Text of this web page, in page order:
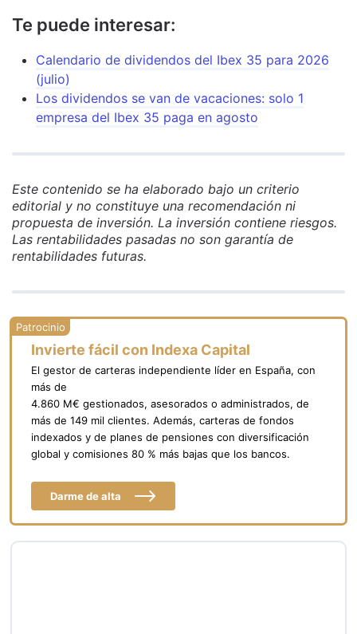
Te puede interesar:
Calendario de dividendos del Ibex 35 para 2026
(julio)
Los dividendos se van de vacaciones: solo 1
empresa del Ibex 35 paga en agosto
Este contenido se ha elaborado bajo un criterio
editorial y no constituye una recomendación ni
propuesta de inversión. La inversión contiene riesgos.
Las rentabilidades pasadas no son garantía de
rentabilidades futuras.
Invierte fácil con Indexa Capital
El gestor de carteras independiente líder en España, con
más de
4.860 M€ gestionados, asesorados o administrados, de
más de 149 mil clientes. Además, carteras de fondos
indexados y de planes de pensiones con diversificación
global y comisiones 80 % más bajas que los bancos.
Darme de alta